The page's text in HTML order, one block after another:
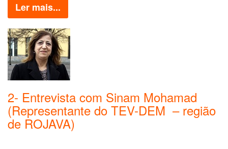
Ler mais...
2- Entrevista com Sinam Mohamad
(Representante do TEV-DEM – região
de ROJAVA)